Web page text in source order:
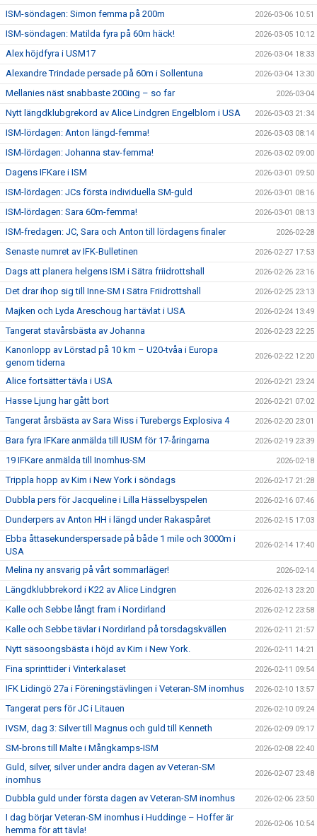
ISM-söndagen: Simon femma på 200m 2026-03-06 10:51
ISM-söndagen: Matilda fyra på 60m häck! 2026-03-05 10:12
Alex höjdfyra i USM17 2026-03-04 18:33
Alexandre Trindade persade på 60m i Sollentuna 2026-03-04 13:30
Mellanies näst snabbaste 200ing – so far 2026-03-04
Nytt längdklubgrekord av Alice Lindgren Engelblom i USA 2026-03-03 21:34
ISM-lördagen: Anton längd-femma! 2026-03-03 08:14
ISM-lördagen: Johanna stav-femma! 2026-03-02 09:00
Dagens IFKare i ISM 2026-03-01 09:50
ISM-lördagen: JCs första individuella SM-guld 2026-03-01 08:16
ISM-lördagen: Sara 60m-femma! 2026-03-01 08:13
ISM-fredagen: JC, Sara och Anton till lördagens finaler 2026-02-28
Senaste numret av IFK-Bulletinen 2026-02-27 17:53
Dags att planera helgens ISM i Sätra friidrottshall 2026-02-26 23:16
Det drar ihop sig till Inne-SM i Sätra Friidrottshall 2026-02-25 23:13
Majken och Lyda Areschoug har tävlat i USA 2026-02-24 13:49
Tangerat stavårsbästa av Johanna 2026-02-23 22:25
Kanonlopp av Lörstad på 10 km – U20-tvåa i Europa
genom tiderna
2026-02-22 12:20
Alice fortsätter tävla i USA 2026-02-21 23:24
Hasse Ljung har gått bort 2026-02-21 07:02
Tangerat årsbästa av Sara Wiss i Turebergs Explosiva 4 2026-02-20 23:01
Bara fyra IFKare anmälda till IUSM för 17-åringarna 2026-02-19 23:39
19 IFKare anmälda till Inomhus-SM 2026-02-18
Trippla hopp av Kim i New York i söndags 2026-02-17 21:28
Dubbla pers för Jacqueline i Lilla Hässelbyspelen 2026-02-16 07:46
Dunderpers av Anton HH i längd under Rakaspåret 2026-02-15 17:03
Ebba åttasekunderspersade på både 1 mile och 3000m i
USA
2026-02-14 17:40
Melina ny ansvarig på vårt sommarläger! 2026-02-14
Längdklubbrekord i K22 av Alice Lindgren 2026-02-13 23:20
Kalle och Sebbe långt fram i Nordirland 2026-02-12 23:58
Kalle och Sebbe tävlar i Nordirland på torsdagskvällen 2026-02-11 21:57
Nytt säsoongsbästa i höjd av Kim i New York. 2026-02-11 14:21
Fina sprinttider i Vinterkalaset 2026-02-11 09:54
IFK Lidingö 27a i Föreningstävlingen i Veteran-SM inomhus 2026-02-10 13:57
Tangerat pers för JC i Litauen 2026-02-10 09:24
IVSM, dag 3: Silver till Magnus och guld till Kenneth 2026-02-09 09:17
SM-brons till Malte i Mångkamps-ISM 2026-02-08 22:40
Guld, silver, silver under andra dagen av Veteran-SM
inomhus
2026-02-07 23:48
Dubbla guld under första dagen av Veteran-SM inomhus 2026-02-06 23:50
I dag börjar Veteran-SM inomhus i Huddinge – Hoffer är
hemma för att tävla!
2026-02-06 10:54